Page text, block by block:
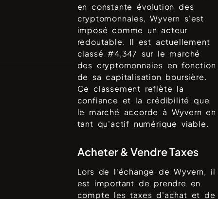
en constante évolution des
cryptomonnaies,Wyvern s'est
imposé comme un acteur
redoutable. Il est actuellement
classé #4,347 sur le marché
des cryptomonnaies en fonction
de sa capitalisation boursière.
Ce classement reflète la
confiance et la crédibilité que
le marché accorde à Wyvern en
tant qu'actif numérique viable.
Acheter & Vendre Taxes
Lors de l'échange deWyvern, il
est important de prendre en
compte les taxes d'achat et de